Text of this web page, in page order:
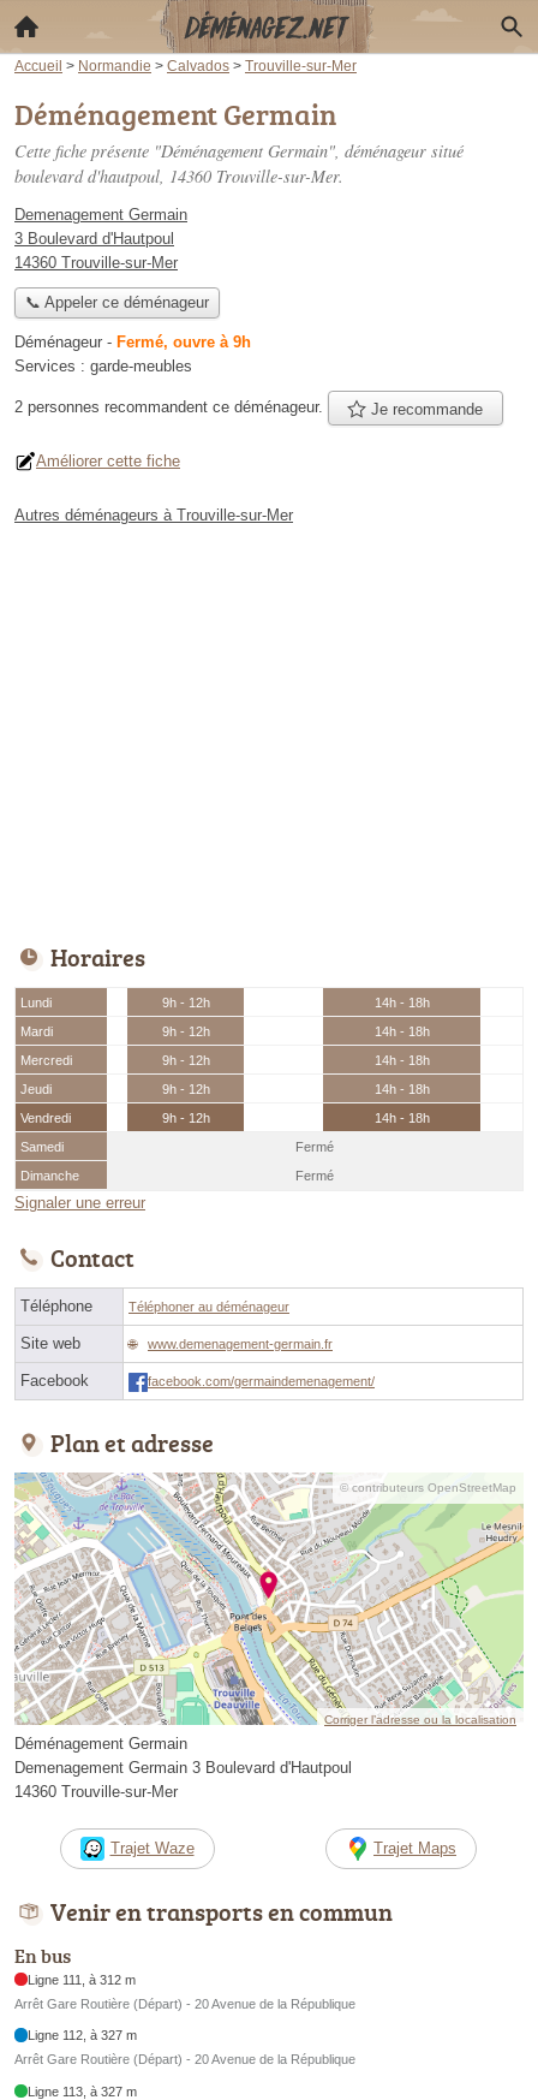
Accueil > Normandie > Calvados > Trouville-sur-Mer
Déménagement Germain
Cette fiche présente "Déménagement Germain", déménageur situé
boulevard d'hautpoul, 14360 Trouville-sur-Mer.
Demenagement Germain
3 Boulevard d'Hautpoul
14360 Trouville-sur-Mer
📞 Appeler ce déménageur
Déménageur - Fermé, ouvre à 9h
Services : garde-meubles
2 personnes recommandent ce déménageur. Je recommande
Améliorer cette fiche
Autres déménageurs à Trouville-sur-Mer
Horaires
Lundi 9h - 12h
14h - 18h
Mardi
9h - 12h
14h - 18h
Mercredi
9h - 12h
14h - 18h
Jeudi
9h - 12h
14h - 18h
Vendredi
9h - 12h
14h - 18h
Samedi
Fermé
Dimanche
Fermé
Signaler une erreur
Contact
Téléphone Téléphoner au déménageur
Site web www.demenagement-germain.fr
Facebook facebook.com/germaindemenagement/
Plan et adresse
© contributeurs OpenStreetMap
Corriger l’adresse ou la localisation
Déménagement Germain
Demenagement Germain 3 Boulevard d'Hautpoul
14360 Trouville-sur-Mer
Trajet Waze Trajet Maps
Venir en transports en commun
En bus
Ligne 111, à 312 m
Arrêt Gare Routière (Départ) - 20 Avenue de la République
Ligne 112, à 327 m
Arrêt Gare Routière (Départ) - 20 Avenue de la République
Ligne 113, à 327 m